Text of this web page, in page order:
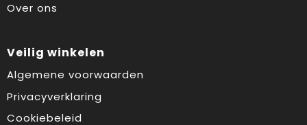
Over ons
Veilig winkelen
Algemene voorwaarden
Privacyverklaring
Cookiebeleid